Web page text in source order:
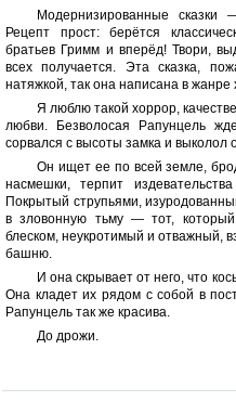
Модернизированные
Рецепт прост: берётся
братьев Гримм и вперёд! Твори,
всех получается. Эта сказка,
натяжкой, так она написана в жанре
Я люблю такой хоррор,
любви. Безволосая Рапунцель
сорвался с высоты замка и выколол
Он ищет ее по всей земле,
насмешки, терпит
Покрытый струпьями,
в зловонную тьму — тот,
блеском, неукротимый и отважный,
башню.
И она скрывает от него, что
Она кладет их рядом с собой в
Рапунцель так же красива.
До дрожи.